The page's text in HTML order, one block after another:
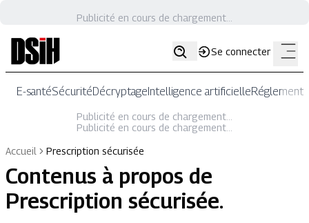
Publicité en cours de chargement...
Se connecter
E-santéSécuritéDécryptageIntelligence artificielle
Publicité en cours de chargement...
Publicité en cours de chargement...
Accueil
Prescription sécurisée
Contenus à propos de
Prescription sécurisée.